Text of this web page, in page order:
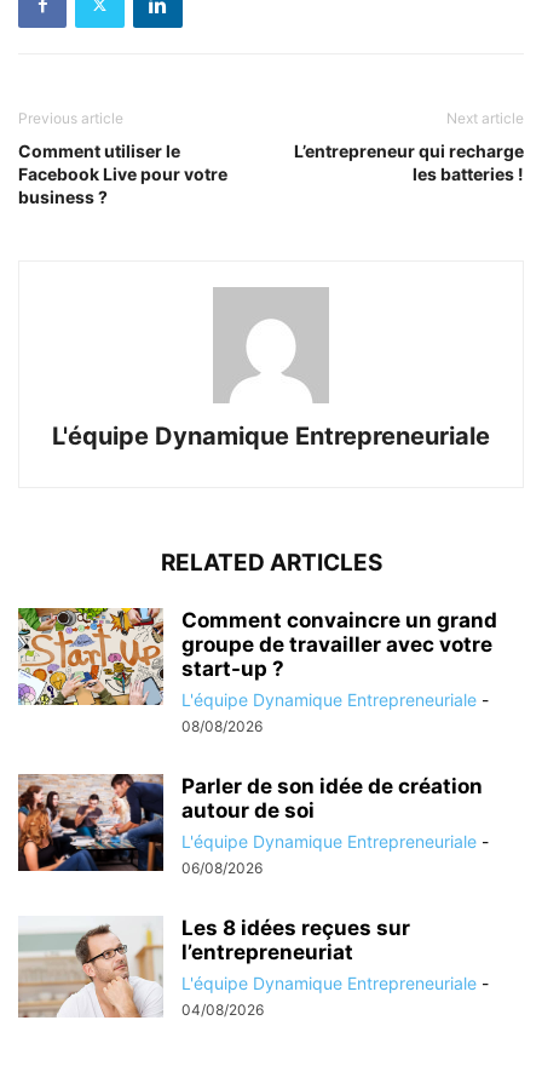
Previous article
Comment utiliser le
Facebook Live pour votre
business ?
Next article
L’entrepreneur qui recharge
les batteries !
L'équipe Dynamique Entrepreneuriale
RELATED ARTICLES
Comment convaincre un grand
groupe de travailler avec votre
start-up ?
L'équipe Dynamique Entrepreneuriale -
08/08/2026
Parler de son idée de création
autour de soi
L'équipe Dynamique Entrepreneuriale -
06/08/2026
Les 8 idées reçues sur
l’entrepreneuriat
L'équipe Dynamique Entrepreneuriale -
04/08/2026